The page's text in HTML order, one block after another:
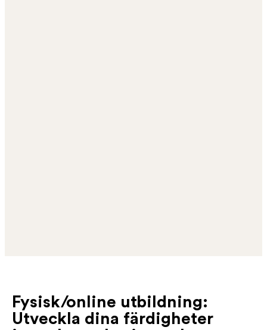
Fysisk/online utbildning:
Utveckla dina färdigheter